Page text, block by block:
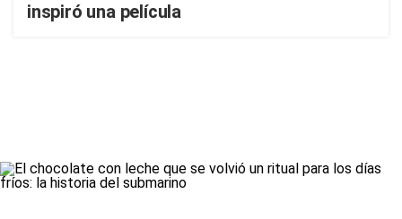
inspiró una película